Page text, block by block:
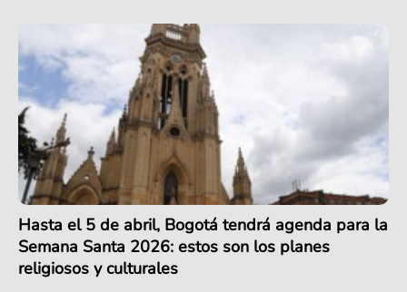
Hasta el 5 de abril, Bogotá tendrá agenda para la
Semana Santa 2026: estos son los planes
religiosos y culturales